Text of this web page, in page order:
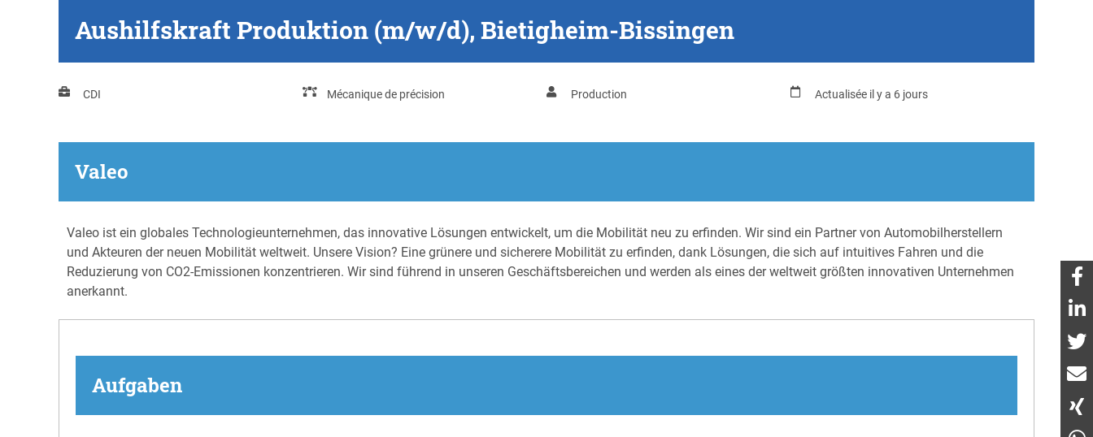
Aushilfskraft Produktion (m/w/d), Bietigheim-Bissingen
CDI Mécanique de précision Production Actualisée il y a 6 jours
Valeo
Valeo ist ein globales Technologieunternehmen, das innovative Lösungen entwickelt, um die Mobilität neu zu erfinden. Wir sind ein Partner von Automobilherstellern
und Akteuren der neuen Mobilität weltweit. Unsere Vision? Eine grünere und sicherere Mobilität zu erfinden, dank Lösungen, die sich auf intuitives Fahren und die
Reduzierung von CO2-Emissionen konzentrieren. Wir sind führend in unseren Geschäftsbereichen und werden als eines der weltweit größten innovativen Unternehmen
anerkannt.
Aufgaben